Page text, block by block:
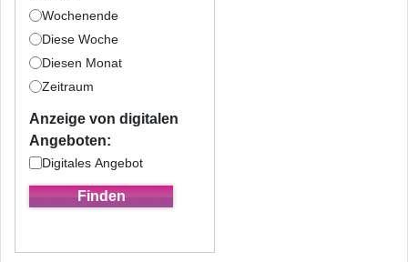
Wochenende
Diese Woche
Diesen Monat
Zeitraum
Anzeige von digitalen
Angeboten:
Digitales Angebot